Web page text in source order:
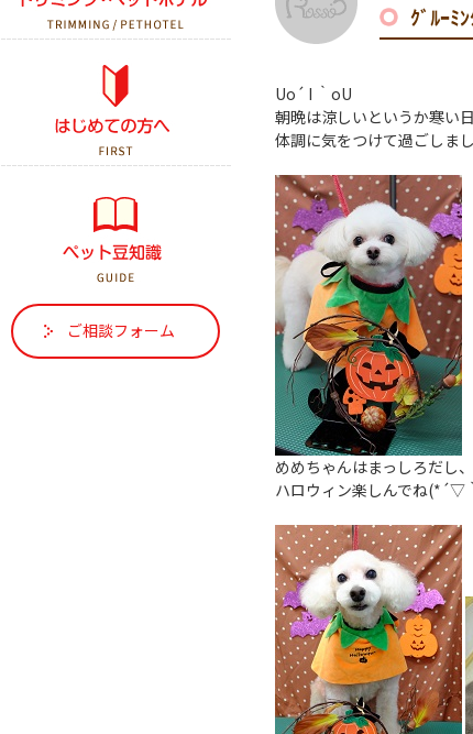
はじめて犬を飼う方へ
はじめて猫を飼う方へ
ご相談フォーム
ｸﾞﾙｰﾐ
Uo´ I ｀oU
朝晩は涼しいというか寒い
体調に気をつけて過ごしま
めめちゃんはまっしろだし
ハロウィン楽しんでね(*´▽